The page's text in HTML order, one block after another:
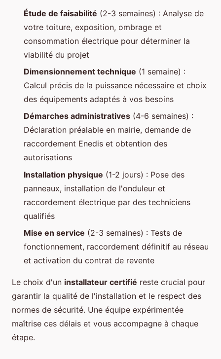
Étude de faisabilité (2-3 semaines) : Analyse de
votre toiture, exposition, ombrage et
consommation électrique pour déterminer la
viabilité du projet
Dimensionnement technique (1 semaine) :
Calcul précis de la puissance nécessaire et choix
des équipements adaptés à vos besoins
Démarches administratives (4-6 semaines) :
Déclaration préalable en mairie, demande de
raccordement Enedis et obtention des
autorisations
Installation physique (1-2 jours) : Pose des
panneaux, installation de l'onduleur et
raccordement électrique par des techniciens
qualifiés
Mise en service (2-3 semaines) : Tests de
fonctionnement, raccordement définitif au réseau
et activation du contrat de revente
Le choix d'un installateur certifié reste crucial pour
garantir la qualité de l'installation et le respect des
normes de sécurité. Une équipe expérimentée
maîtrise ces délais et vous accompagne à chaque
étape.